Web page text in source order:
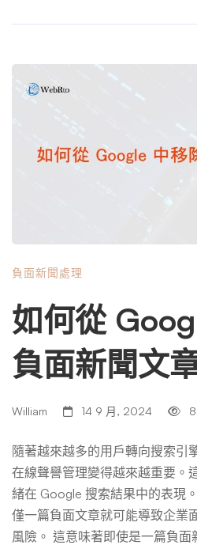
面新聞則被推回默默無聞的位置
工具，但有局限性 在某些司法管
稱為「被遺忘權」的法律原則允
刪除某些資料。然而，它的應用
刪除的資訊的位置和性質而有所
面因素 搜尋引擎優化 (SEO) 不
高。在管理線上聲譽時，可以策
術來減少搜尋結果中的負面新聞
新聞文章可能是虛假的、誤導的
謹慎使用，並且只能在法律專業
容出版商的談判：外交途徑 有時
法。聯絡發布負面新聞文章的出
除或修改該文章是可行的，但這
是專業幫助非常寶貴的另一個領
導影響的關鍵。強調您的積極行
表達同理心和責任，並與利益相
助改善您的線上聲譽。 危機溝
臨時，有效的溝通至關重要。制
網路上出現負面消息時迅速果斷
負面新聞處理
如何從
負面新聞文
William 14 9 月, 2024
隨著越來越多的用戶轉向搜索引
在線聲譽管理變得越來越重要。
緒在 Google 搜索結果中的表現
僅一篇負面文章就可能導致企業
風險。 這意味著即使是一篇負